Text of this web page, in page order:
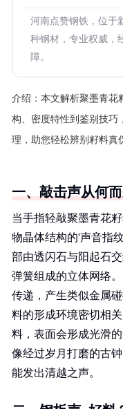
河南点赞钢铁，位于
种钢材，专业权威，
障。
介绍： 本文解析聚墨青花
构、密度特性到鉴别技巧
理，助您轻松辨别籽料真
一、敲击声从何
当手指轻敲聚墨青花
物晶体结构的'声音指
部由透闪石与阳起石
弹簧组成的立体网络
传递，产生类似金属
料的形成环境密切相
料，表面会形成光滑
像经过岁月打磨的古
能发出清越之声。